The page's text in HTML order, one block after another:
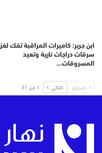
ابن جرير: كاميرات المراقبة تفك لغز
سرقات دراجات نارية وتعيد
المسروقات…
السابق التالي 1 من 31